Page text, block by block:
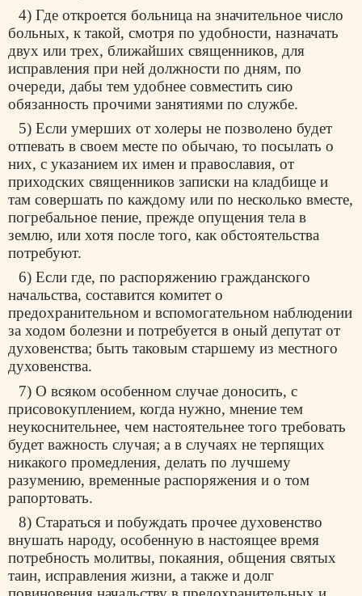
4) Где откроется больница на значительное число
больных, к такой, смотря по удобности, назначать
двух или трех, ближайших священников, для
исправления при ней должности по дням, по
очереди, дабы тем удобнее совместить сию
обязанность прочими занятиями по службе.
5) Если умерших от холеры не позволено будет
отпевать в своем месте по обычаю, то посылать о
них, с указанием их имен и православия, от
приходских священников записки на кладбище и
там совершать по каждому или по несколько вместе,
погребальное пение, прежде опущения тела в
землю, или хотя после того, как обстоятельства
потребуют.
6) Если где, по распоряжению гражданского
начальства, составится комитет о
предохранительном и вспомогательном наблюдении
за ходом болезни и потребуется в оный депутат от
духовенства; быть таковым старшему из местного
духовенства.
7) О всяком особенном случае доносить, с
присовокуплением, когда нужно, мнение тем
неукоснительнее, чем настоятельнее того требовать
будет важность случая; а в случаях не терпящих
никакого промедления, делать по лучшему
разумению, временные распоряжения и о том
рапортовать.
8) Стараться и побуждать прочее духовенство
внушать народу, особенную в настоящее время
потребность молитвы, покаяния, общения святых
таин, исправления жизни, а также и долг